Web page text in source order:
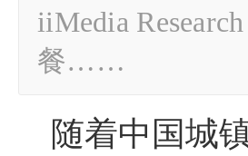
iiMedia
餐……
随着中国城